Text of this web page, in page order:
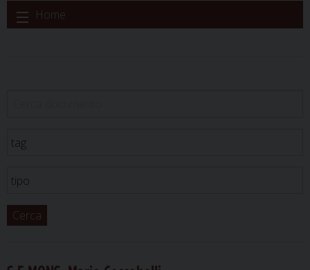
Skip
to
Home
Cerca